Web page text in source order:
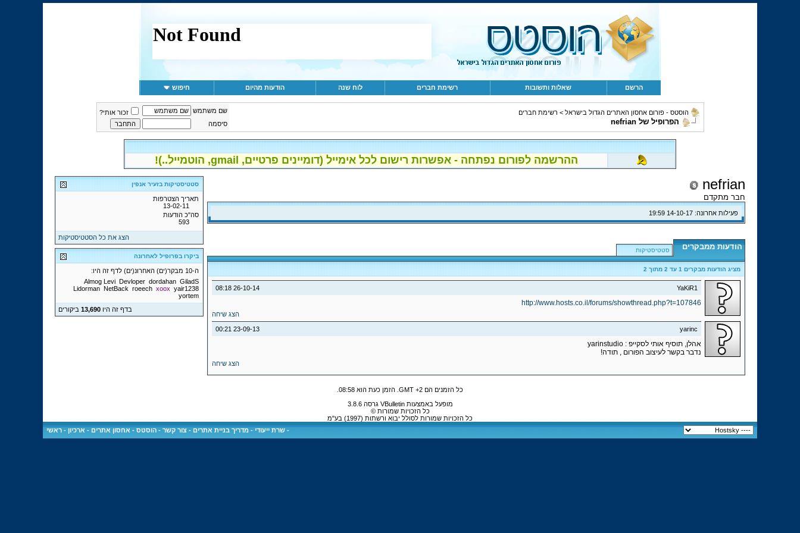
הרשם שאלות ותשובות רשימת חברים לוח שנה הודעות מהיום חיפוש
הוסטס - פורום אחסון האתרים הגדול בישראל > רשימת חברים
הפרופיל של nefrian
שם משתמש
זכור אותי?
סיסמה
ההרשמה לפורום נפתחה - אפשרות רישום לכל אימייל (דומיינים פרטיים, gmail, הוטמייל..)!
nefrian
חבר מתקדם
פעילות אחרונה: 19:59
הודעות ממבקרים סטטיסטיקות
מציג הודעות מבקרים 1 עד 2מתוך 2
26-10-14
08:18 YaKiR1
http://www.hosts.co.il/forums/showthread.php?t=107846
הצג שיחה
23-09-13
00:21 yarinc
אהלן, תוסיף אותי לסקייפ : yarinstudio
נדבר בקשר לעיצוב הפורום , תודה!
הצג שיחה
סטטיסטיקות בזעיר אנפין
תאריך הצטרפות
13-02-11
סה"כ הודעות
593
הצג את כל הסטטיסטיקות
ביקרו בפרופיל לאחרונה
ה-10 מבקר(ים) האחרונ(ים) לדף זה היו:
Almog Levi Devloper dordahan GiladS
Lidorman NetBack roeech xoox yair1238
yortem
בדף זה היו13,690 ביקורים
כל הזמנים הם GMT +2. הזמן כעת הוא 08:58
מופעל באמצעות VBulletin גרסה 3.8.6
כל הזכויות שמורות ©
כל הזכויות שמורות לסולל יבוא ורשתות (1997) בע"מ
- שרת ייעודי - מדריך בניית אתרים - צור קשר - הוסטס - אחסון אתרים - ארכיון - ראשי